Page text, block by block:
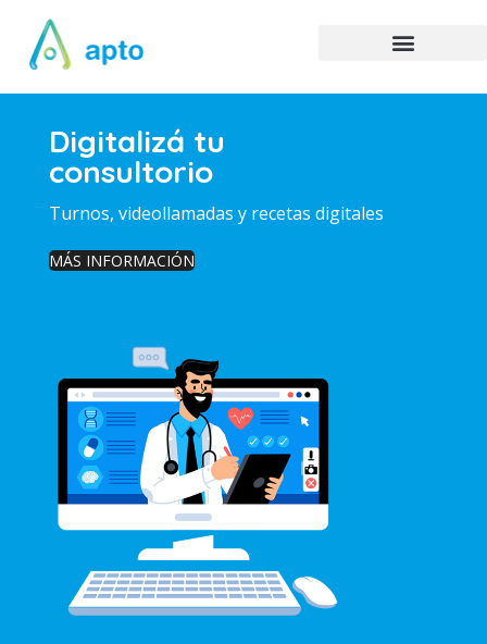
Digitalizá tu
consultorio
Turnos, videollamadas y recetas digitales
MÁS INFORMACIÓN